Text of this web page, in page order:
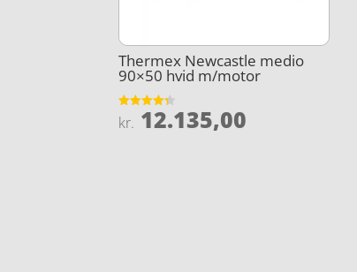
Thermex Newcastle medio
90×50 hvid m/motor
Vurderet
4.3
kr. 12.135,00